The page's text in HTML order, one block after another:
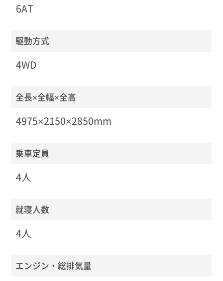
6AT
駆動方式
4WD
全長×全幅×全高
4975×2150×2850mm
乗車定員
4人
就寝人数
4人
エンジン・総排気量